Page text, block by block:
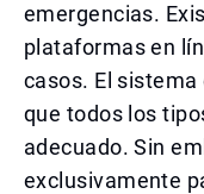
emergencias.
plataformas en
casos. El
que todos los
adecuado. Sin
exclusivamente